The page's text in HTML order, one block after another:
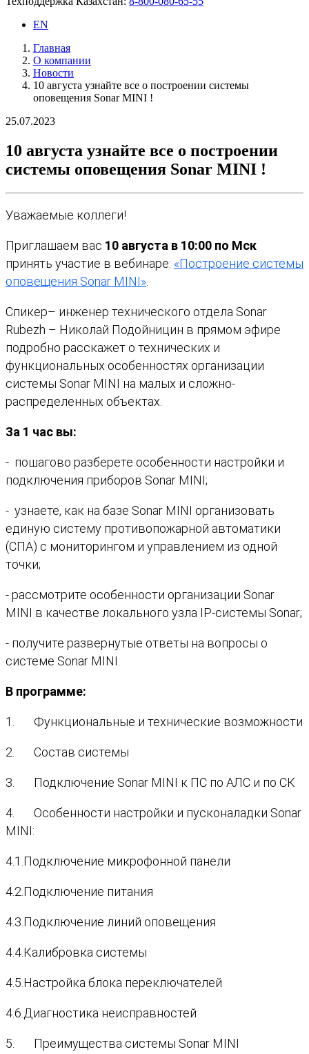
EN
Главная
О компании
Новости
10 августа узнайте все о построении системы
оповещения Sonar MINI !
25.07.2023
10 августа узнайте все о построении
системы оповещения Sonar MINI !
Уважаемые коллеги!
Приглашаем вас 10 августа в 10:00 по Мск
принять участие в вебинаре: «Построение системы
оповещения Sonar MINI»
Спикер– инженер технического отдела Sonar
Rubezh – Николай Подойницин в прямом эфире
подробно расскажет о технических и
функциональных особенностях организации
системы Sonar MINI на малых и сложно-
распределенных объектах.
За 1 час вы:
- пошагово разберете особенности настройки и
подключения приборов Sonar MINI;
- узнаете, как на базе Sonar MINI организовать
единую систему противопожарной автоматики
(СПА) с мониторингом и управлением из одной
точки;
- рассмотрите особенности организации Sonar
MINI в качестве локального узла IP-системы Sonar;
- получите развернутые ответы на вопросы о
системе Sonar MINI.
В программе:
1. Функциональные и технические возможности
2. Состав системы
3. Подключение Sonar MINI к ПС по АЛС и по СК
4. Особенности настройки и пусконаладки Sonar
MINI:
4.1.Подключение микрофонной панели
4.2.Подключение питания
4.3.Подключение линий оповещения
4.4.Калибровка системы
4.5.Настройка блока переключателей
4.6.Диагностика неисправностей
5. Преимущества системы Sonar MINI